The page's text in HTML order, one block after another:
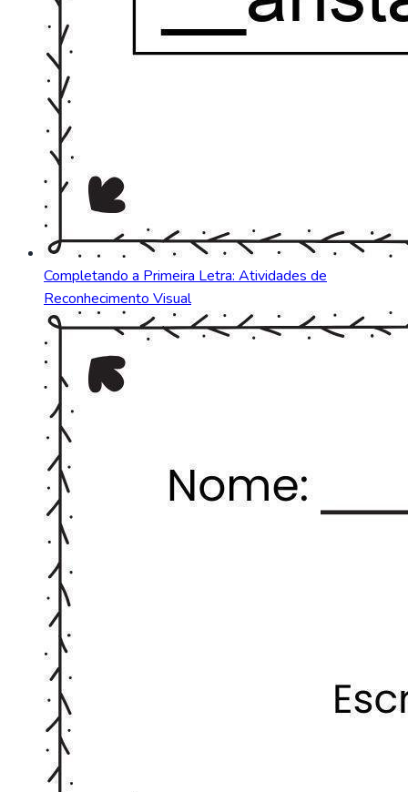
Completando a Primeira Letra: Atividades de
Reconhecimento Visual